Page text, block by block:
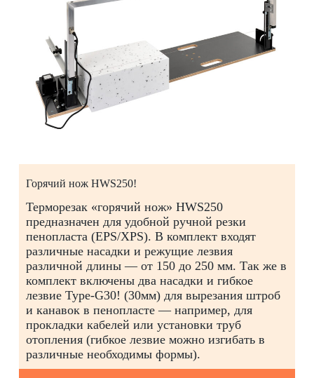
Горячий нож HWS250!
Терморезак «горячий нож» HWS250
предназначен для удобной ручной резки
пенопласта (EPS/XPS). В комплект входят
различные насадки и режущие лезвия
различной длины — от 150 до 250 мм. Так же в
комплект включены два насадки и гибкое
лезвие Type-G30! (30мм) для вырезания штроб
и канавок в пенопласте — например, для
прокладки кабелей или установки труб
отопления (гибкое лезвие можно изгибать в
различные необходимы формы).